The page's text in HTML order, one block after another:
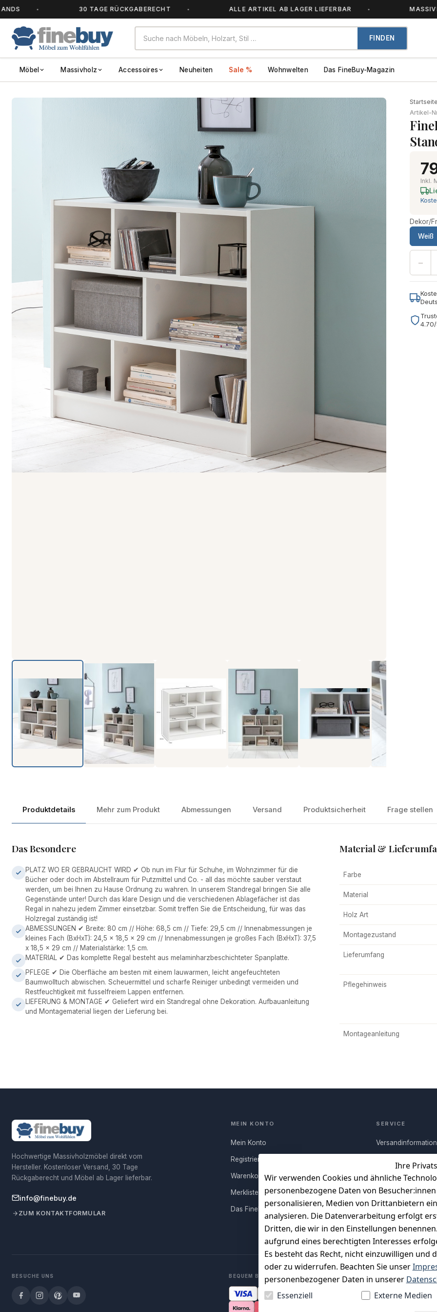
30 TAGE RÜCKGABERECHT ALLE ARTIKEL AB LAGER LIEFERBAR MASSIVHOLZ –
FINDEN
Möbel Massivholz Accessoires Neuheiten Sale % Wohnwelten Das FineBuy-Magazin
Startseite
Artikel-
Inkl.
Dekor/
Weiß
−
Produktdetails Mehr zum Produkt Abmessungen Versand Produktsicherheit Frage stellen
Das Besondere
PLATZ WO ER GEBRAUCHT WIRD ✔ Ob nun im Flur für Schuhe, im Wohnzimmer für die
Bücher oder doch im Abstellraum für Putzmittel und Co. - all das möchte sauber verstaut
werden, um bei Ihnen zu Hause Ordnung zu wahren. In unserem Standregal bringen Sie alle
Gegenstände unter! Durch das klare Design und die verschiedenen Ablagefächer ist das
Regal in nahezu jedem Zimmer einsetzbar. Somit treffen Sie die Entscheidung, für was das
Holzregal zuständig ist!
ABMESSUNGEN ✔ Breite: 80 cm // Höhe: 68,5 cm // Tiefe: 29,5 cm // Innenabmessungen je
kleines Fach (BxHxT): 24,5 x 18,5 x 29 cm // Innenabmessungen je großes Fach (BxHxT): 37,5
x 18,5 x 29 cm // Materialstärke: 1,5 cm.
MATERIAL ✔ Das komplette Regal besteht aus melaminharzbeschichteter Spanplatte.
PFLEGE ✔ Die Oberfläche am besten mit einem lauwarmen, leicht angefeuchteten
Baumwolltuch abwischen. Scheuermittel und scharfe Reiniger unbedingt vermeiden und
Restfeuchtigkeit mit fusselfreiem Lappen entfernen.
LIEFERUNG & MONTAGE ✔ Geliefert wird ein Standregal ohne Dekoration. Aufbauanleitung
und Montagematerial liegen der Lieferung bei.
Material &
Farbe
Material
Holz Art
Montagezustand
Lieferumfang
Pflegehinweis
Montageanleitung
Ihre
Wir verwenden Cookies und ähnliche
personenbezogene Daten von
personalisieren, Medien von Drittanbietern
analysieren. Die Datenverarbeitung erfolgt
Dritten, die wir in den Einstellungen
aufgrund eines berechtigten Interesses
Es besteht das Recht, nicht einzuwilligen
oder zu widerrufen. Beachten Sie unser
personenbezogener Daten in unserer
Essenziell
Externe Medien
Hochwertige Massivholzmöbel direkt vom
Hersteller. Kostenloser Versand, 30 Tage
Rückgaberecht und Möbel ab Lager lieferbar.
info@finebuy.de
ZUM KONTAKTFORMULAR
MEIN KONTO
Mein Konto
Registrieren
Warenkorb
Merkliste
Das FineBuy-Magazin
SERVICE
Rücksendung
Persönlicher
Erfahrungen
Vertrag
BESUCHE UNS BEQUEM BEZAHLEN MIT